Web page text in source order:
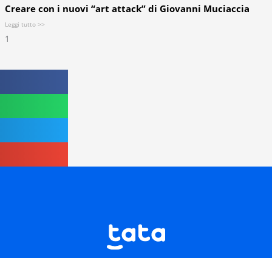
Creare con i nuovi “art attack” di Giovanni Muciaccia
Leggi tutto >>